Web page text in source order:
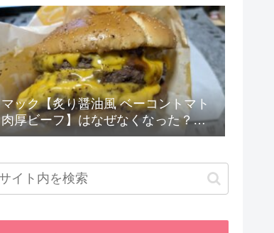
マック【炙り醤油風 ベーコントマト
肉厚ビーフ】はなぜなくなった？
勝手に考察☆